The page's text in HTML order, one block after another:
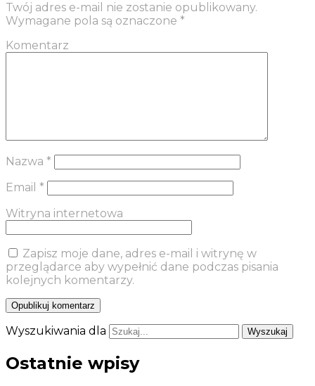
Twój adres e-mail nie zostanie opublikowany.
Wymagane pola są oznaczone *
Komentarz
Nazwa *
Email *
Witryna internetowa
Zapisz moje dane, adres e-mail i witrynę w
przeglądarce aby wypełnić dane podczas pisania
kolejnych komentarzy.
Wyszukiwania dla
Ostatnie wpisy